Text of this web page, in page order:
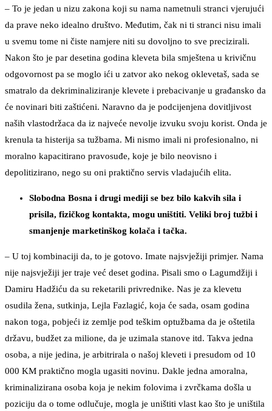
– To je jedan u nizu zakona koji su nama nametnuli stranci vjerujući
da prave neko idealno društvo. Međutim, čak ni ti stranci nisu imali
u svemu tome ni čiste namjere niti su dovoljno to sve precizirali.
Nakon što je par desetina godina kleveta bila smještena u krivičnu
odgovornost pa se moglo ići u zatvor ako nekog oklevetaš, sada se
smatralo da dekriminaliziranje klevete i prebacivanje u građansko da
će novinari biti zaštićeni. Naravno da je podcijenjena dovitljivost
naših vlastodržaca da iz najveće nevolje izvuku svoju korist. Onda je
krenula ta histerija sa tužbama. Mi nismo imali ni profesionalno, ni
moralno kapacitirano pravosuđe, koje je bilo neovisno i
depolitizirano, nego su oni praktično servis vladajućih elita.
Slobodna Bosna i drugi mediji se bez bilo kakvih sila i
prisila, fizičkog kontakta, mogu uništiti. Veliki broj tužbi i
smanjenje marketinškog kolača i tačka.
– U toj kombinaciji da, to je gotovo. Imate najsvježiji primjer. Nama
nije najsvježiji jer traje već deset godina. Pisali smo o Lagumdžiji i
Damiru Hadžiću da su reketarili privrednike. Nas je za klevetu
osudila žena, sutkinja, Lejla Fazlagić, koja će sada, osam godina
nakon toga, pobjeći iz zemlje pod teškim optužbama da je oštetila
državu, budžet za milione, da je uzimala stanove itd. Takva jedna
osoba, a nije jedina, je arbitrirala o našoj kleveti i presudom od 10
000 KM praktično mogla ugasiti novinu. Dakle jedna amoralna,
kriminalizirana osoba koja je nekim folovima i zvrčkama došla u
poziciju da o tome odlučuje, mogla je uništiti vlast kao što je uništila